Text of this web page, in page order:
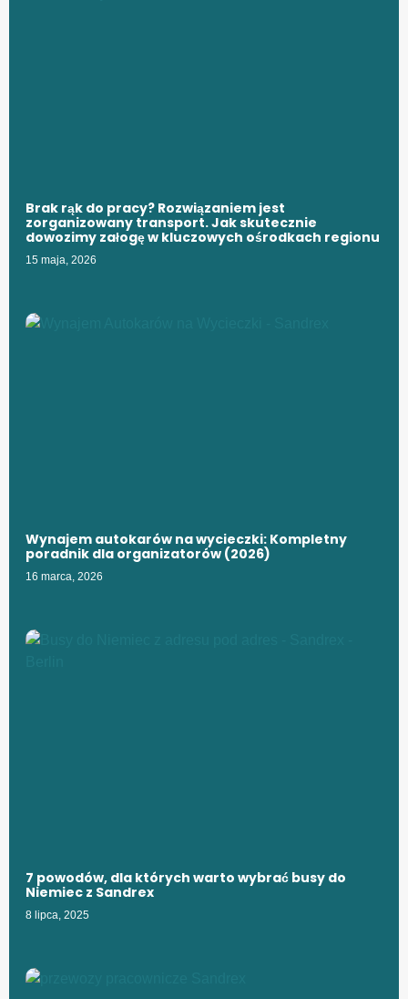
Brak rąk do pracy? Rozwiązaniem jest
zorganizowany transport. Jak skutecznie
dowozimy załogę w kluczowych ośrodkach regionu
15 maja, 2026
Wynajem autokarów na wycieczki: Kompletny
poradnik dla organizatorów (2026)
16 marca, 2026
7 powodów, dla których warto wybrać busy do
Niemiec z Sandrex
8 lipca, 2025